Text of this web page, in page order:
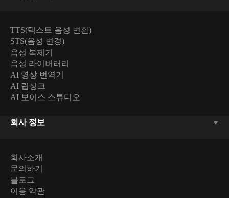
TTS(텍스트 음성 변환)
STS(음성 변경)
음성 복제기
음성 라이버러리
AI 영상 번역기
AI 립싱크
AI 보이스 스튜디오
회사 정보
회사소개
문의하기
블로그
이용 약관